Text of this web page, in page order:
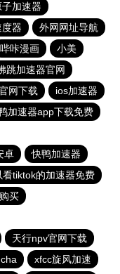
子加速器
器
外网网址导航
哔咔漫画
小美
跳加速器官网
网下载
ios加速器
加速器app下载免费
卓
快鸭加速器
看tiktok的加速器免费
买
天行npv官网下载
xfcc旋风加速